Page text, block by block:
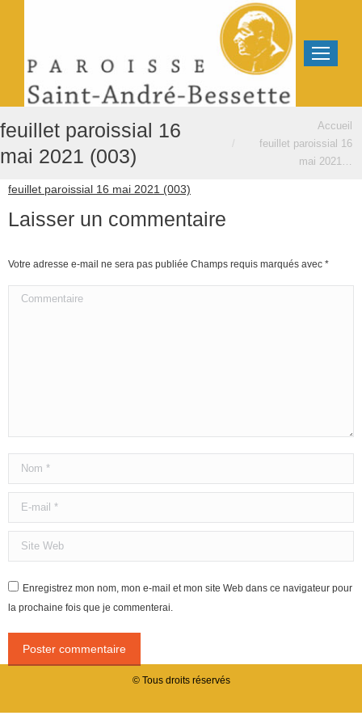
feuillet paroissial 16
mai 2021 (003)
Accueil
feuillet paroissial 16
mai 2021…
feuillet paroissial 16 mai 2021 (003)
Laisser un commentaire
Votre adresse e-mail ne sera pas publiée Champs requis marqués avec *
Commentaire
Nom *
E-mail *
Site Web
Enregistrez mon nom, mon e-mail et mon site Web dans ce navigateur pour
la prochaine fois que je commenterai.
Poster commentaire
© Tous droits réservés